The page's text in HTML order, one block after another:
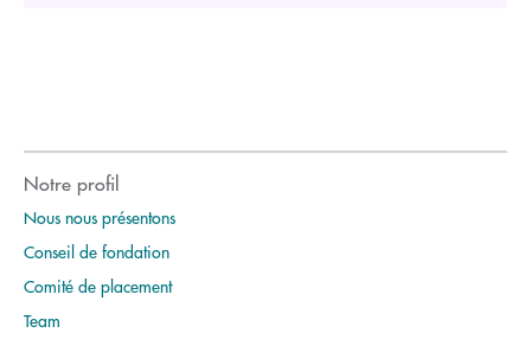
Notre profil
Nous nous présentons
Conseil de fondation
Comité de placement
Team